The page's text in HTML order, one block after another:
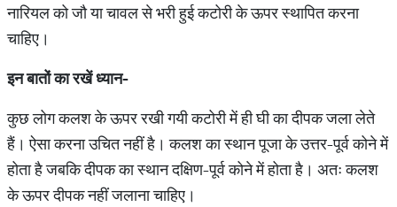
नारियल को जौ या चावल से भरी हुई कटोरी के ऊपर स्थापित करना
चाहिए।
इनबातोंकारखेंध्यान-
कुछ लोग कलश के ऊपर रखी गयी कटोरी में ही घी का दीपक जला लेते
हैं। ऐसा करना उचित नहीं है। कलश का स्थान पूजा के उत्तर-पूर्व कोने में
होता है जबकि दीपक का स्थान दक्षिण-पूर्व कोने में होता है। अतः कलश
के ऊपर दीपक नहीं जलाना चाहिए।